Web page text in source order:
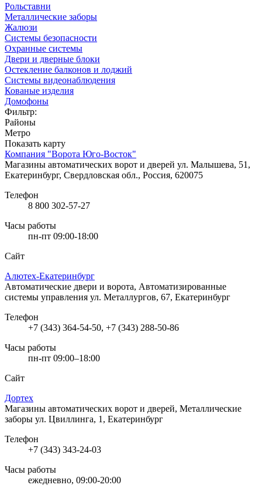
Рольставни
Металлические заборы
Жалюзи
Системы безопасности
Охранные системы
Двери и дверные блоки
Остекление балконов и лоджий
Системы видеонаблюдения
Кованые изделия
Домофоны
Фильтр:
Районы
Метро
Показать карту
Компания "Ворота Юго-Восток"
Магазины автоматических ворот и дверей ул. Малышева, 51,
Екатеринбург, Свердловская обл., Россия, 620075
Телефон
8 800 302-57-27
Часы работы
пн-пт 09:00-18:00
Сайт
Алютех-Екатеринбург
Автоматические двери и ворота, Автоматизированные
системы управления ул. Металлургов, 67, Екатеринбург
Телефон
+7 (343) 364-54-50, +7 (343) 288-50-86
Часы работы
пн-пт 09:00–18:00
Сайт
Дортех
Магазины автоматических ворот и дверей, Металлические
заборы ул. Цвиллинга, 1, Екатеринбург
Телефон
+7 (343) 343-24-03
Часы работы
ежедневно, 09:00-20:00